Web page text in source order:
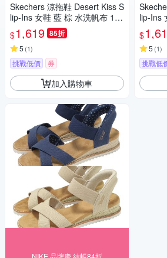
Skechers 涼拖鞋 Desert Kiss S
lip-Ins 女鞋 藍 棕 水洗帆布 114
418NVY
$1,619 85折
5 (1)
挑戰低價 券
加入購物車
lip-Ins
$
5 (1)
挑戰低